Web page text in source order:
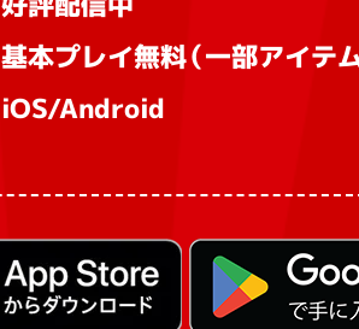
基本プレイ無料（一部アイテ
iOS/Android